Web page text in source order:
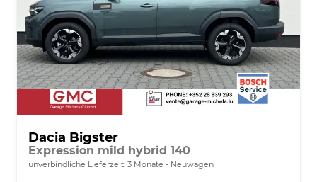
Dacia Bigster
Expression mild hybrid 140
unverbindliche Lieferzeit: 3 Monate Neuwagen